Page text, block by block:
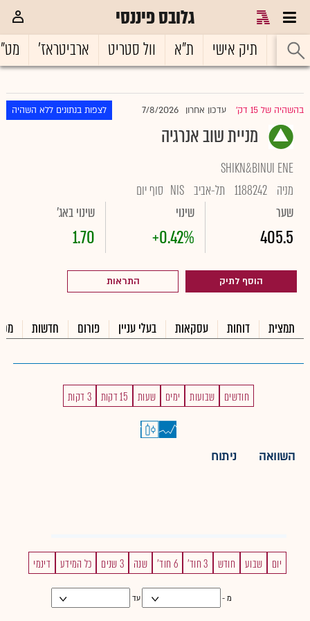
גלובס פיננסי
ראשי תיק אישי ת"א וול סטריט ארביטראז'
בהשהיה של 15 דק' עדכון אחרון 7/8/2026 לצפות בנתונים ללא השהיה
מניית שוב אנרגיה
SHIKN&BINUI ENE
מניה 1188242 תל-אביב NIS סוף יום
שער
405.5
שינוי
+0.42%
שינוי באג'
1.70
הוסף לתיק התראות
תמצית דוחות עסקאות בעלי עניין פורום חדשות
חודשים שבועות ימים שעות 15 דקות 3 דקות
השוואה ניתוח
יום שבוע חודש 3 חוד' 6 חוד' שנה 3 שנים כל המידע דינמי
מ - עד